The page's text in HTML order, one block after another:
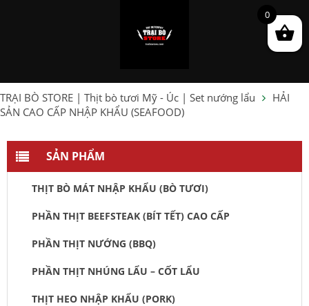
TRẠI BÒ STORE | Thịt bò tươi Mỹ - Úc | Set nướng lẩu
HẢI
SẢN CAO CẤP NHẬP KHẨU (SEAFOOD)
SẢN PHẨM
THỊT BÒ MÁT NHẬP KHẨU (BÒ TƯƠI)
PHẦN THỊT BEEFSTEAK (BÍT TẾT) CAO CẤP
PHẦN THỊT NƯỚNG (BBQ)
PHẦN THỊT NHÚNG LẨU – CỐT LẨU
THỊT HEO NHẬP KHẨU (PORK)
0